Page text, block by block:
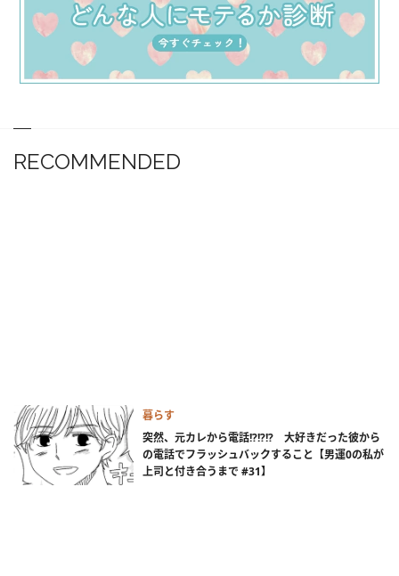
RECOMMENDED
暮らす
突然、元カレから電話!?!?!? 大好きだった彼から
の電話でフラッシュバックすること【男運0の私が
上司と付き合うまで #31】